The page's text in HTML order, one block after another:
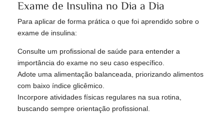
Exame de Insulina no Dia a Dia
Para aplicar de forma prática o que foi aprendido sobre o
exame de insulina:
Consulte um profissional de saúde para entender a
importância do exame no seu caso específico.
Adote uma alimentação balanceada, priorizando alimentos
com baixo índice glicêmico.
Incorpore atividades físicas regulares na sua rotina,
buscando sempre orientação profissional.